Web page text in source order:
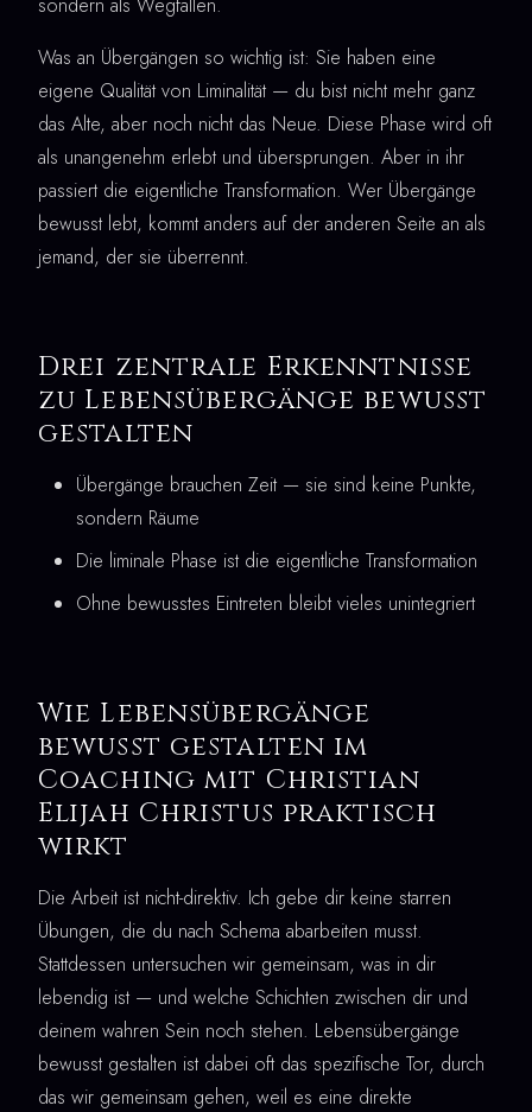
Was an Übergängen so wichtig ist: Sie haben eine
eigene Qualität von Liminalität — du bist nicht mehr ganz
das Alte, aber noch nicht das Neue. Diese Phase wird oft
als unangenehm erlebt und übersprungen. Aber in ihr
passiert die eigentliche Transformation. Wer Übergänge
bewusst lebt, kommt anders auf der anderen Seite an als
jemand, der sie überrennt.
Drei zentrale Erkenntnisse
zu Lebensübergänge bewusst
gestalten
Übergänge brauchen Zeit — sie sind keine Punkte,
sondern Räume
Die liminale Phase ist die eigentliche Transformation
Ohne bewusstes Eintreten bleibt vieles unintegriert
Wie Lebensübergänge
bewusst gestalten im
Coaching mit Christian
Elijah Christus praktisch
wirkt
Die Arbeit ist nicht-direktiv. Ich gebe dir keine starren
Übungen, die du nach Schema abarbeiten musst.
Stattdessen untersuchen wir gemeinsam, was in dir
lebendig ist — und welche Schichten zwischen dir und
deinem wahren Sein noch stehen. Lebensübergänge
bewusst gestalten ist dabei oft das spezifische Tor, durch
das wir gemeinsam gehen, weil es eine direkte